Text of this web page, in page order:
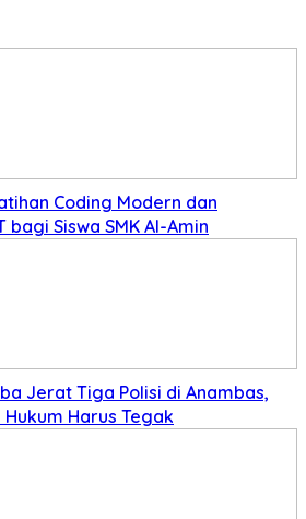
Coding Modern dan
bagi Siswa SMK Al-Amin
Jerat Tiga Polisi di Anambas,
Hukum Harus Tegak